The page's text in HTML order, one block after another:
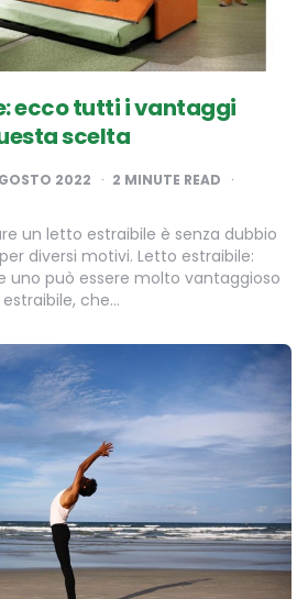
ecco tutti i vantaggi
scelta
2022 2 MINUTE READ
un letto estraibile è senza dubbio
diversi motivi. Letto estraibile:
uno può essere molto vantaggioso
che…